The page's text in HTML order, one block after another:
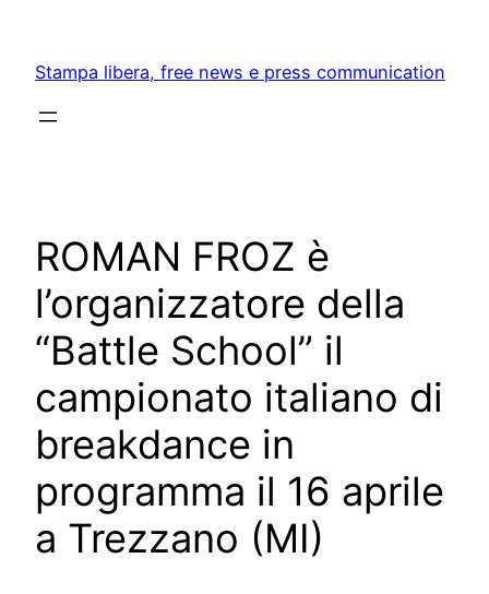
content
Stampa libera, free news e press communication
ROMAN FROZ è
l’organizzatore della
“Battle School” il
campionato italiano di
breakdance in
programma il 16 aprile
a Trezzano (MI)